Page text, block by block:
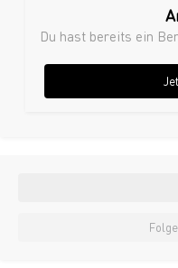
Du hast bereits ein